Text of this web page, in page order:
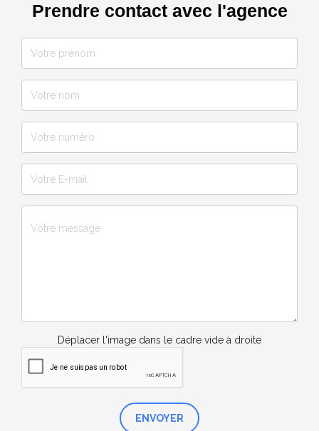
Prendre contact avec l'agence
Déplacer l'image dans le cadre vide à droite
ENVOYER